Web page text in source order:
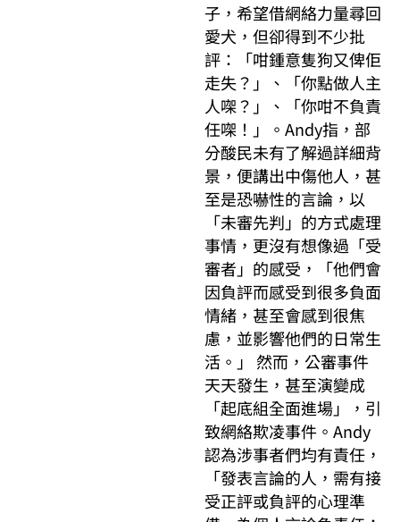
子，希望借網絡力量尋回
愛犬，但卻得到不少批
評：「咁鍾意隻狗又俾佢
走失？」、「你點做人主
人㗎？」、「你咁不負責
任㗎！」。Andy指，部
分酸民未有了解過詳細背
景，便講出中傷他人，甚
至是恐嚇性的言論，以
「未審先判」的方式處理
事情，更沒有想像過「受
審者」的感受，「他們會
因負評而感受到很多負面
情緒，甚至會感到很焦
慮，並影響他們的日常生
活。」 然而，公審事件
天天發生，甚至演變成
「起底組全面進場」，引
致網絡欺凌事件。Andy
認為涉事者們均有責任，
「發表言論的人，需有接
受正評或負評的心理準